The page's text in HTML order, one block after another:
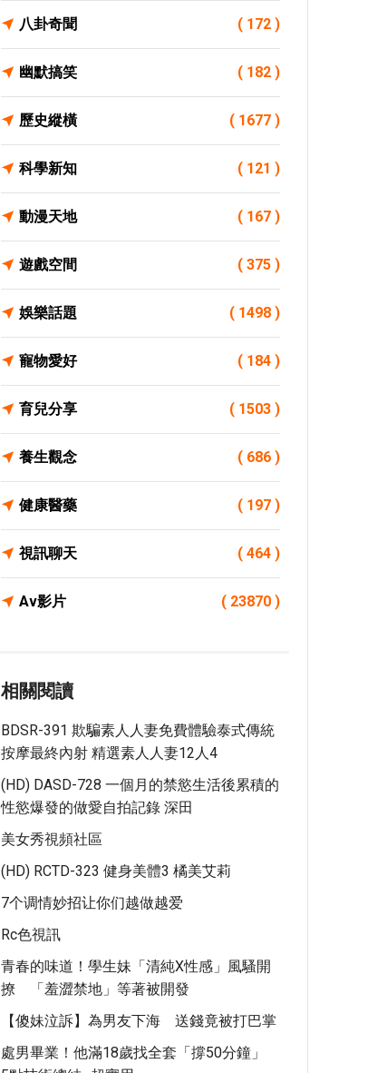
八卦奇聞 ( 172 )
幽默搞笑 ( 182 )
歷史縱橫 ( 1677 )
科學新知 ( 121 )
動漫天地 ( 167 )
遊戲空間 ( 375 )
娛樂話題 ( 1498 )
寵物愛好 ( 184 )
育兒分享 ( 1503 )
養生觀念 ( 686 )
健康醫藥 ( 197 )
視訊聊天 ( 464 )
Av影片 ( 23870 )
相關閱讀
BDSR-391 欺騙素人人妻免費體驗泰式傳統
按摩最終內射 精選素人人妻12人4
(HD) DASD-728 一個月的禁慾生活後累積的
性慾爆發的做愛自拍記錄 深田
美女秀視頻社區
(HD) RCTD-323 健身美體3 橘美艾莉
7个调情妙招让你们越做越爱
Rc色視訊
青春的味道！學生妹「清純x性感」風騷開
撩 「羞澀禁地」等著被開發
【傻妹泣訴】為男友下海 送錢竟被打巴掌
處男畢業！他滿18歲找全套「撐50分鐘」